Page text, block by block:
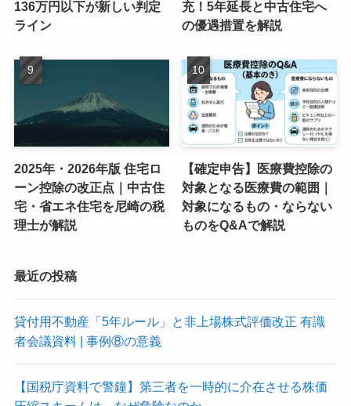
136万円以下が新しい判定
ライン
充！5年延長と中古住宅へ
の優遇措置を解説
2025年・2026年版 住宅ロ
ーン控除の改正点｜中古住
宅・省エネ住宅を尼崎の税
理士が解説
【確定申告】医療費控除の
対象となる医療費の範囲｜
対象になるもの・ならない
ものをQ&Aで解説
最近の投稿
貸付用不動産「5年ルール」と非上場株式評価改正 有識
者会議資料 | 事例⑧の意義
【国税庁資料で警鐘】第三者を一時的に介在させる株価